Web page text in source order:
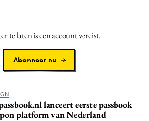
te laten is een account vereist.
Abonneer nu
lanceert eerste passbook
platform van Nederland